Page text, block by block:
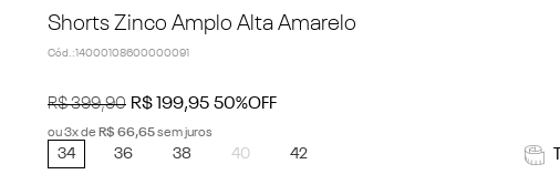
Shorts Zinco Amplo Alta Amarelo
Cód. :14000108600000091
R$ 399,90 R$ 199,95 50%OFF
ou3x de R$ 66,65sem juros
34 36 38 40 42